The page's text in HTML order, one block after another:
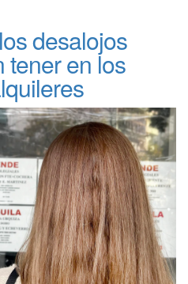
desalojos
tener en los